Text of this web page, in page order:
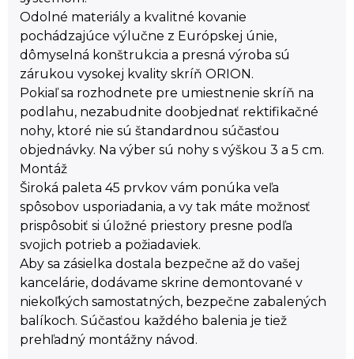
Odolné materiály a kvalitné kovanie
pochádzajúce výlučne z Európskej únie,
dômyselná konštrukcia a presná výroba sú
zárukou vysokej kvality skríň ORION.
Pokiaľ sa rozhodnete pre umiestnenie skríň na
podlahu, nezabudnite doobjednať rektifikačné
nohy, ktoré nie sú štandardnou súčasťou
objednávky. Na výber sú nohy s výškou 3 a 5 cm.
Montáž
Široká paleta 45 prvkov vám ponúka veľa
spôsobov usporiadania, a vy tak máte možnosť
prispôsobiť si úložné priestory presne podľa
svojich potrieb a požiadaviek.
Aby sa zásielka dostala bezpečne až do vašej
kancelárie, dodávame skrine demontované v
niekoľkých samostatných, bezpečne zabalených
balíkoch. Súčasťou každého balenia je tiež
prehľadný montážny návod.